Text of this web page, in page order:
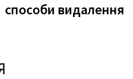
способи видалення